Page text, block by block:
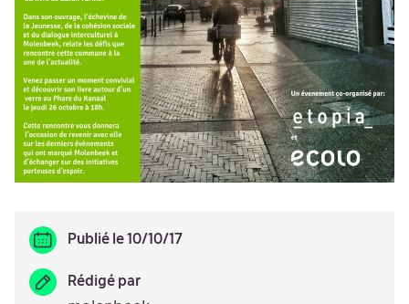
Publié le 10/10/17
Rédigé par